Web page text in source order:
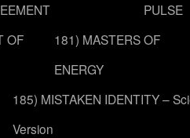
PULSE
OF
181) MASTERS OF
ENERGY
185) MISTAKEN IDENTITY –
Version